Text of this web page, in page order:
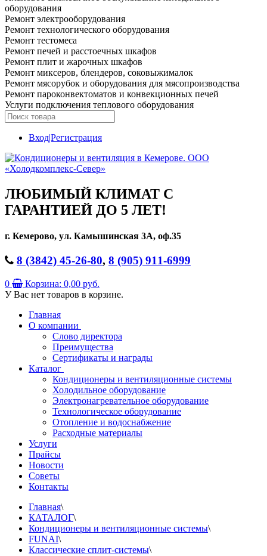
оборудования
Ремонт электрооборудования
Ремонт технологического оборудования
Ремонт тестомеса
Ремонт печей и расстоечных шкафов
Ремонт плит и жарочных шкафов
Ремонт миксеров, блендеров, соковыжималок
Ремонт мясорубок и оборудования для мясопроизводства
Ремонт пароконвектоматов и конвекционных печей
Услуги подключения теплового оборудования
Вход|Регистрация
ЛЮБИМЫЙ КЛИМАТ С
ГАРАНТИЕЙ ДО 5 ЛЕТ!
г. Кемерово, ул. Камышинская 3А, оф.35
8 (3842) 45-26-80, 8 (905) 911-6999
0 Корзина: 0,00 руб.
У Вас нет товаров в корзине.
Главная
О компании
Слово директора
Преимущества
Сертификаты и награды
Каталог
Кондиционеры и вентиляционные системы
Холодильное оборудование
Электронагревательное оборудование
Технологическое оборудование
Отопление и водоснабжение
Расходные материалы
Услуги
Прайсы
Новости
Советы
Контакты
Главная\
КАТАЛОГ\
Кондиционеры и вентиляционные системы\
FUNAI\
Классические сплит-системы\